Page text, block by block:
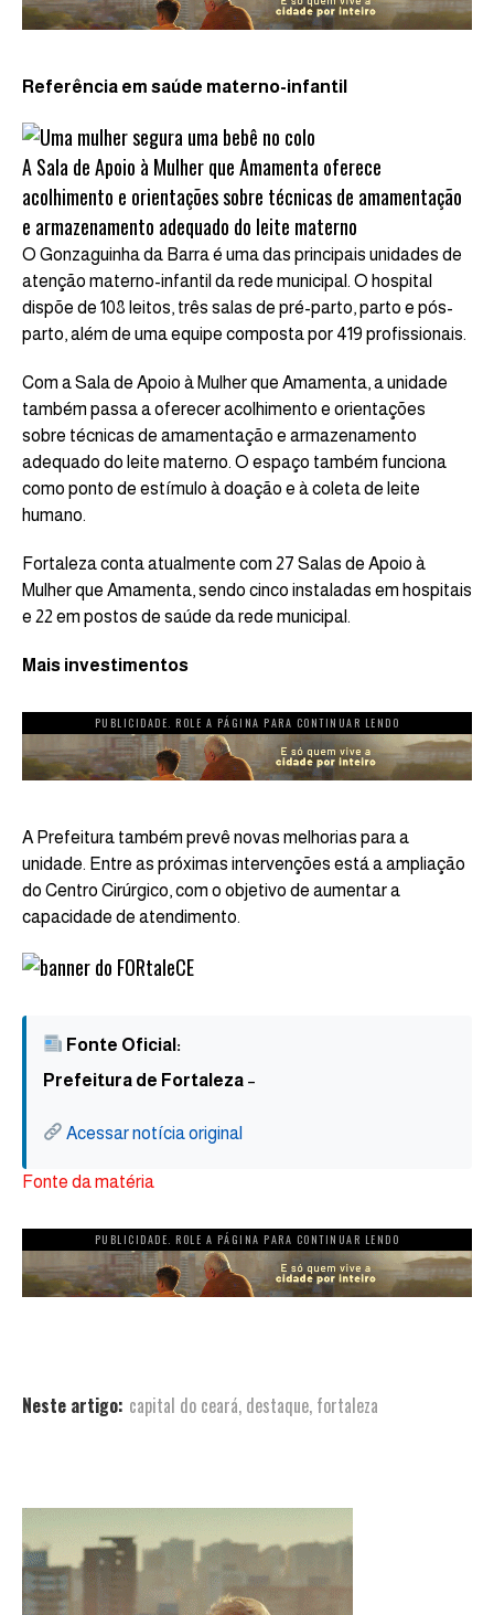
Referência em saúde materno-infantil
A Sala de Apoio à Mulher que Amamenta oferece
acolhimento e orientações sobre técnicas de amamentação
e armazenamento adequado do leite materno
O Gonzaguinha da Barra é uma das principais unidades de
atenção materno-infantil da rede municipal. O hospital
dispõe de 108 leitos, três salas de pré-parto, parto e pós-
parto, além de uma equipe composta por 419 profissionais.
Com a Sala de Apoio à Mulher que Amamenta, a unidade
também passa a oferecer acolhimento e orientações
sobre técnicas de amamentação e armazenamento
adequado do leite materno. O espaço também funciona
como ponto de estímulo à doação e à coleta de leite
humano.
Fortaleza conta atualmente com 27 Salas de Apoio à
Mulher que Amamenta, sendo cinco instaladas em hospitais
e 22 em postos de saúde da rede municipal.
Mais investimentos
PUBLICIDADE. ROLE A PÁGINA PARA CONTINUAR LENDO
A Prefeitura também prevê novas melhorias para a
unidade. Entre as próximas intervenções está a ampliação
do Centro Cirúrgico, com o objetivo de aumentar a
capacidade de atendimento.
Fonte Oficial:
Prefeitura de Fortaleza –
Acessar notícia original
Fonte da matéria
PUBLICIDADE. ROLE A PÁGINA PARA CONTINUAR LENDO
Neste artigo: capital do ceará, destaque, fortaleza